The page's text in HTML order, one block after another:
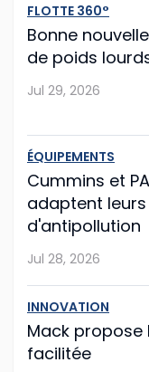
Le constructeur
nouvelle étape
maintenance de
& Leave («
Hyundai
ses camions à
Même si le
l'entreprise sud-
son expansion.
...
Jul 24, 2026
FLOTTE 360°
Bonne
de poids
Jul 29, 2026
ÉQUIPEMENTS
Cummins et
adaptent
d'antipollution
Jul 28, 2026
INNOVATION
Mack propose
facilitée